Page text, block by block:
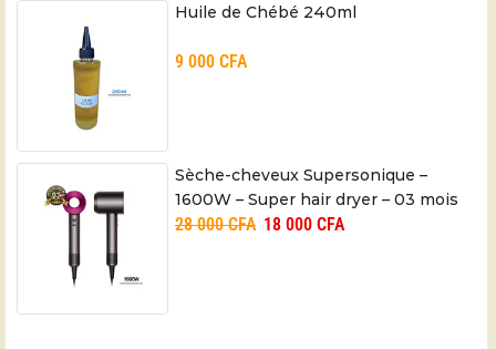
Huile de Chébé 240ml
9 000 CFA
Sèche-cheveux Supersonique –
1600W – Super hair dryer – 03 mois
28 000CFA 18 000 CFA